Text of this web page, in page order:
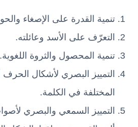
تنمية القدرة على الإصغاء
التعرّف على الأسد وعائلته.
تنمية المحصول والثروة اللغوية.
التمييز البصري لأشكال
المختلفة في الكلمة.
التمييز السمعي والبصري